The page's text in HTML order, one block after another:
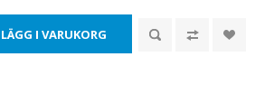
LÄGG I VARUKORG